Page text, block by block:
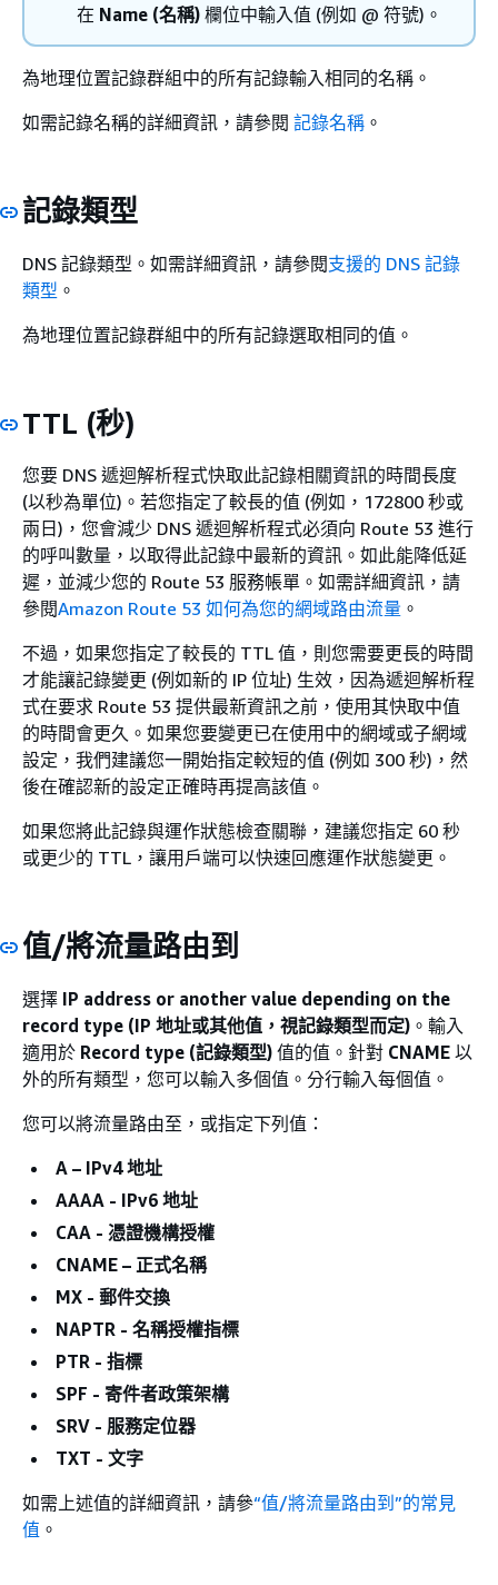
在 Name (名稱) 欄位中輸入值 (例如 @ 符號)。
為地理位置記錄群組中的所有記錄輸入相同的名稱。
如需記錄名稱的詳細資訊，請參閱 記錄名稱 。
記錄類型
DNS 記錄類型。如需詳細資訊，請參閱支援的 DNS 記錄
類型 。
為地理位置記錄群組中的所有記錄選取相同的值。
TTL (秒)
您要 DNS 遞迴解析程式快取此記錄相關資訊的時間長度
(以秒為單位)。若您指定了較長的值 (例如，172800 秒或
兩日)，您會減少 DNS 遞迴解析程式必須向 Route 53 進行
的呼叫數量，以取得此記錄中最新的資訊。如此能降低延
遲，並減少您的 Route 53 服務帳單。如需詳細資訊，請
參閱Amazon Route 53 如何為您的網域路由流量 。
不過，如果您指定了較長的 TTL 值，則您需要更長的時間
才能讓記錄變更 (例如新的 IP 位址) 生效，因為遞迴解析程
式在要求 Route 53 提供最新資訊之前，使用其快取中值
的時間會更久。如果您要變更已在使用中的網域或子網域
設定，我們建議您一開始指定較短的值 (例如 300 秒)，然
後在確認新的設定正確時再提高該值。
如果您將此記錄與運作狀態檢查關聯，建議您指定 60 秒
或更少的 TTL，讓用戶端可以快速回應運作狀態變更。
值/將流量路由到
選擇 IP address or another value depending on the
record type (IP 地址或其他值，視記錄類型而定) 。輸入
適用於 Record type (記錄類型) 值的值。針對 CNAME 以
外的所有類型，您可以輸入多個值。分行輸入每個值。
您可以將流量路由至，或指定下列值：
A – IPv4 地址
AAAA - IPv6 地址
CAA - 憑證機構授權
CNAME – 正式名稱
MX - 郵件交換
NAPTR - 名稱授權指標
PTR - 指標
SPF - 寄件者政策架構
SRV - 服務定位器
TXT - 文字
如需上述值的詳細資訊，請參“值/將流量路由到”的常見
值 。